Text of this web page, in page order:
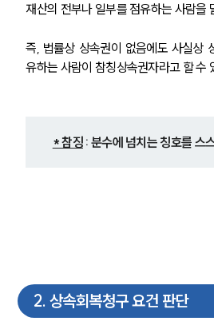
재산의 전부나 일부를 점유하는 사람을
즉, 법률상 상속권이 없음에도 사실상
유하는 사람이 참칭상속권자라고 할 수
* 참징 : 분수에 넘치는 칭호를 스
2. 상속회복청구 요건 판단